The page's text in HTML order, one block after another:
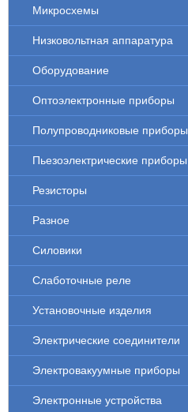
Микросхемы
Низковольтная аппаратура
Оборудование
Оптоэлектронные приборы
Полупроводниковые приборы
Пьезоэлектрические приборы
Резисторы
Разное
Силовики
Слаботочные реле
Установочные изделия
Электрические соединители
Электровакуумные приборы
Электронные устройства